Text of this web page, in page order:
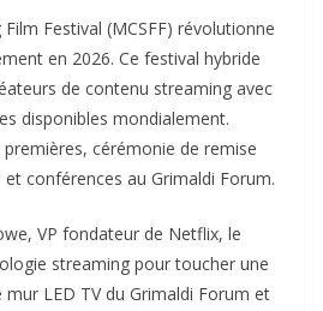
Festival (MCSFF) révolutionne
en 2026. Ce festival hybride
de contenu streaming avec
disponibles mondialement.
premières, cérémonie de remise
et conférences au Grimaldi Forum.
VP fondateur de Netflix, le
streaming pour toucher une
LED TV du Grimaldi Forum et